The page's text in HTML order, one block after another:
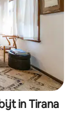
in Tirana